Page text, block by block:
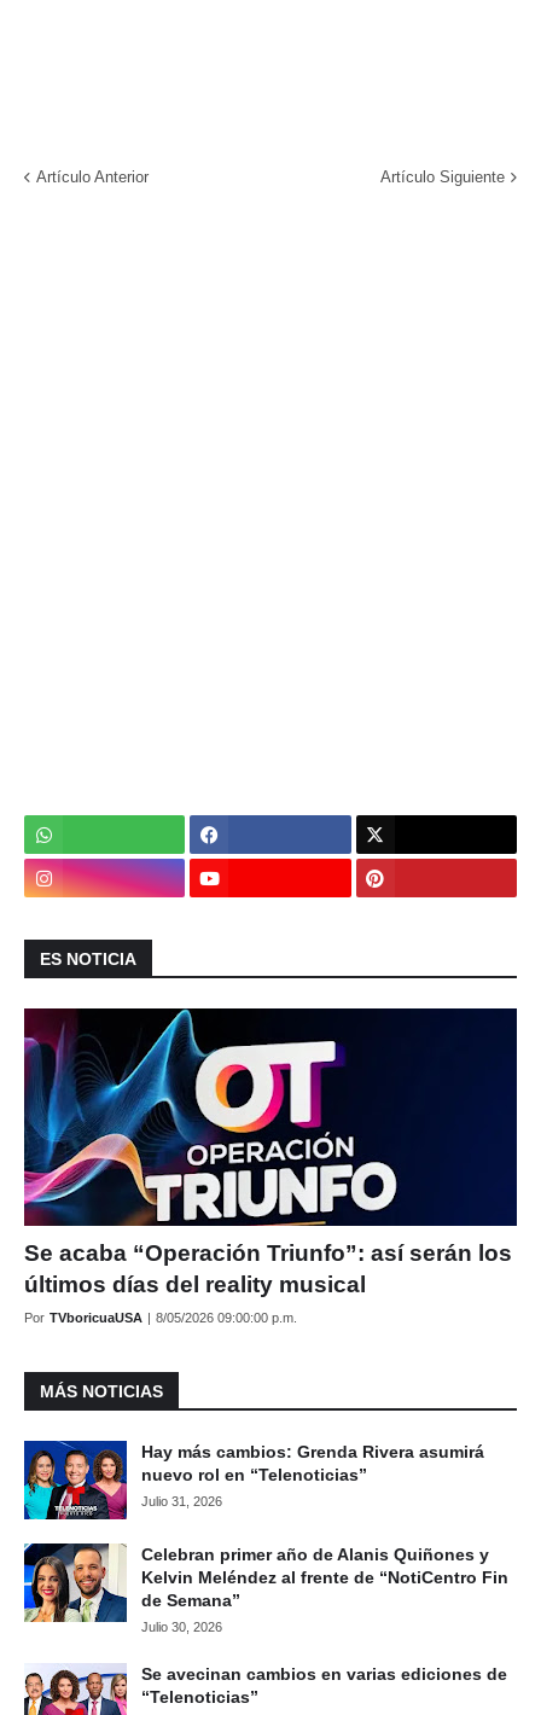
Artículo Anterior Artículo Siguiente
ES NOTICIA
Se acaba “Operación Triunfo”: así serán los
últimos días del reality musical
Por TVboricuaUSA | 8/05/2026 09:00:00 p.m.
MÁS NOTICIAS
Hay más cambios: Grenda Rivera asumirá
nuevo rol en “Telenoticias”
Julio 31, 2026
Celebran primer año de Alanis Quiñones y
Kelvin Meléndez al frente de “NotiCentro Fin
de Semana”
Julio 30, 2026
Se avecinan cambios en varias ediciones de
“Telenoticias”